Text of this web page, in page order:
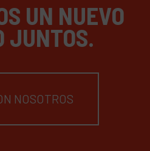
UN NUEVO
JUNTOS.
NOSOTROS